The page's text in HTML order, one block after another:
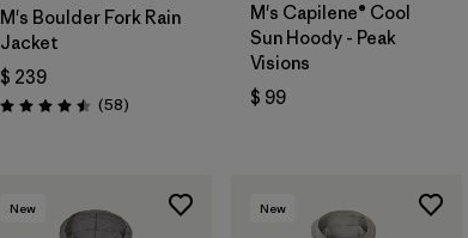
M's Boulder Fork Rain
Jacket
$ 239
Valoración: 4.5 / 5
(58Comentarios
)
M's Capilene® Cool
Sun Hoody - Peak
Visions
$ 99
New New